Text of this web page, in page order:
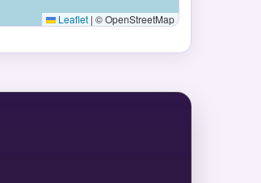
Leaflet | © OpenStreetMap